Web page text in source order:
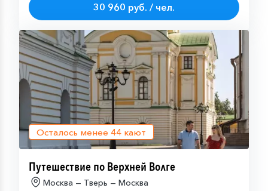
30 960 руб. / чел.
Осталось менее 44 кают
Путешествие по Верхней Волге
Москва — Тверь — Москва